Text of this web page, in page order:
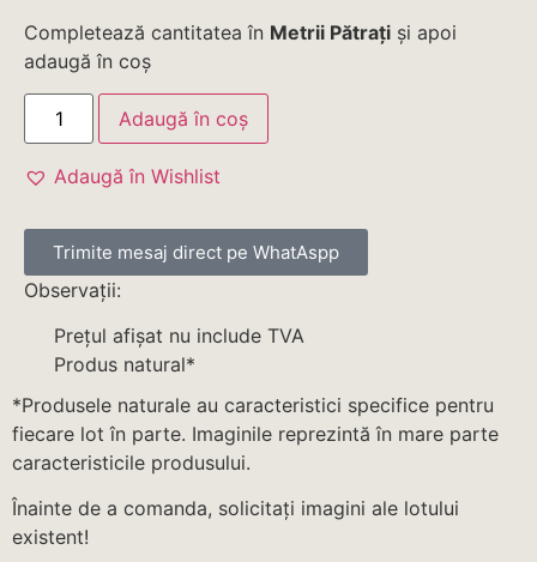
Completează cantitatea în Metrii Pătrați și apoi
adaugă în coș
Adaugă în coș
Adaugă în Wishlist
Trimite mesaj direct pe WhatAspp
Observații:
Prețul afișat nu include TVA
Produs natural*
*Produsele naturale au caracteristici specifice pentru
fiecare lot în parte. Imaginile reprezintă în mare parte
caracteristicile produsului.
Înainte de a comanda, solicitați imagini ale lotului
existent!